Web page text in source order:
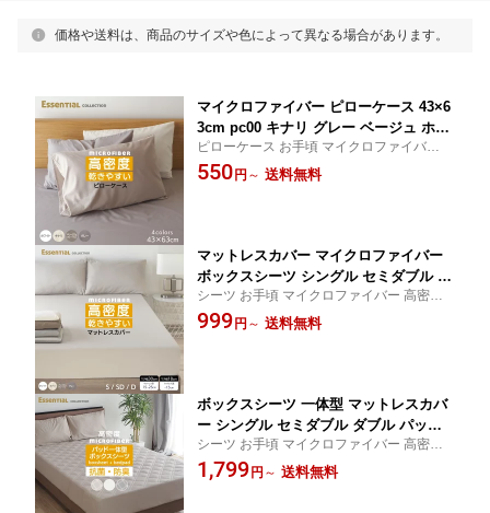
価格や送料は、商品のサイズや色によって異なる場合があります。
マイクロファイバー ピローケース 43×6
3cm pc00 キナリ グレー ベージュ ホワ
イト 枕カバー 4363 かさね仕様
ピローケース お手頃 マイクロファイバー
枕カバー 洗える シンプル エッセンシャル
コレクション かさね仕様
550円 ～ 送料無料
マットレスカバー マイクロファイバー
ボックスシーツ シングル セミダブル ダ
ブル G00 キナリ グレー ベージュ(グレ
ージュ) ホワイト ベッドシーツ マチ幅 3
シーツ お手頃 マイクロファイバー 高密度
ボックスシーツ 洗える シンプル BOXシー
ツ エッセンシャルコレクション
999円 ～ 送料無料
ボックスシーツ 一体型 マットレスカバ
ー シングル セミダブル ダブル パッド
一体型ボックスシーツ 洗える マイクロ
ファイバー 2台用 スモールシングルショ
シーツ お手頃 マイクロファイバー 高密度
敷きパッド パッド一体型 ボックスシーツ
シンプル BOXシーツ エッセンシャルコレク
1,799円 ～ 送料無料